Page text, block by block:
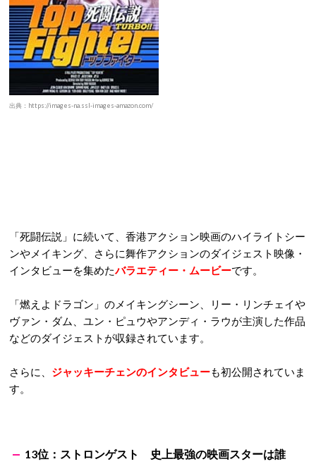
出典：https://images-na.ssl-images-amazon.com/
「死闘伝説」に続いて、香港アクション映画のハイライトシー
ンやメイキング、さらに舞作アクションのダイジェスト映像・
インタビューを集めたバラエティー・ムービーです。
「燃えよドラゴン」のメイキングシーン、リー・リンチェイや
ヴァン・ダム、ユン・ピュウやアンディ・ラウが主演した作品
などのダイジェストが収録されています。
さらに、 ジャッキーチェンのインタビューも初公開されていま
す。
13位：ストロンゲスト 史上最強の映画スターは誰